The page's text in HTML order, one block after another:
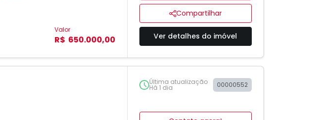
Valor
R$ 650.000,00
Compartilhar
Ver detalhes do imóvel
Última atualização
Há 1 dia 00000552